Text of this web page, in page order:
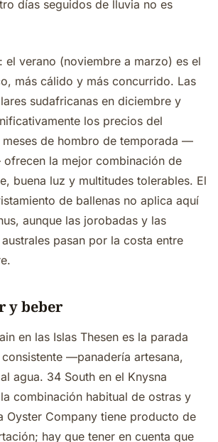
días seguidos de lluvia no es
el verano (noviembre a marzo) es el
más cálido y más concurrido. Las
sudafricanas en diciembre y
los precios del
meses de hombro de temporada —
la mejor combinación de
buena luz y multitudes tolerables. El
de ballenas no aplica aquí
aunque las jorobadas y las
pasan por la costa entre
y beber
en las Islas Thesen es la parada
—panadería artesana,
agua. 34 South en el Knysna
combinación habitual de ostras y
Oyster Company tiene producto de
hay que tener en cuenta que